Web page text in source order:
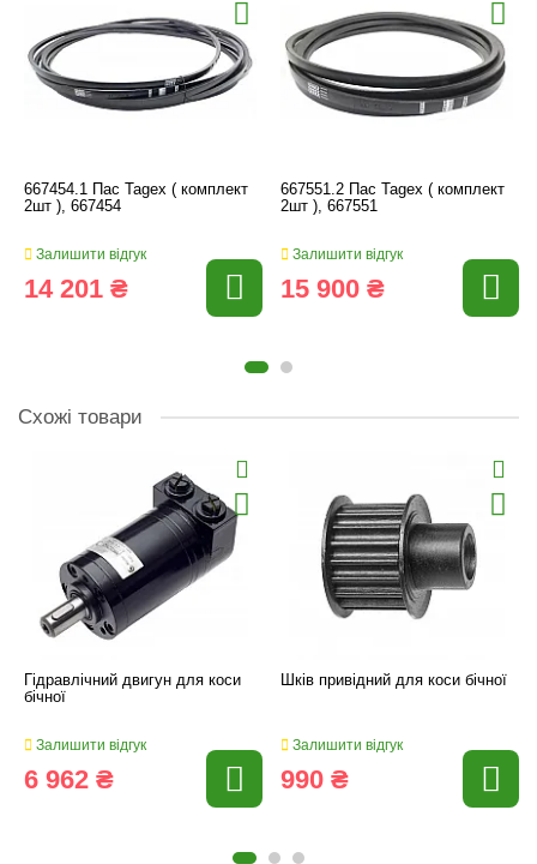
667454.1 Пас Tagex ( комплект
2шт ), 667454
Залишити відгук
14 201 ₴
667551.2 Пас Tagex ( комплект
2шт ), 667551
Залишити відгук
15 900 ₴
Схожі товари
Гідравлічний двигун для коси
бічної
Залишити відгук
6 962 ₴
Шків привідний для коси бічної
Залишити відгук
990 ₴